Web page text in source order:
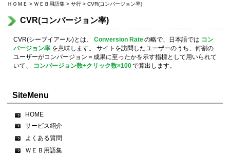
ＨＯＭＥ > ＷＥＢ用語集 > サ行 > CVR(コンバージョン率)
CVR(コンバージョン率)
CVR(シーブイアール)とは、 Conversion Rateの略で、日本語では コン
バージョン率 を意味します。 サイトを訪問したユーザーのうち、何割の
ユーザーがコンバージョン＝成果に至ったかを示す指標として用いられて
いて、
コンバージョン数÷クリック数×100で算出します。
SiteMenu
HOME
サービス紹介
よくある質問
ＷＥＢ用語集